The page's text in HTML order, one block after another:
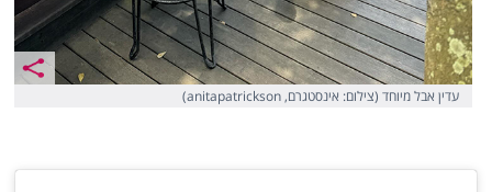
עדין אבל מיוחד (צילום: אינסטגרם, anitapatrickson)